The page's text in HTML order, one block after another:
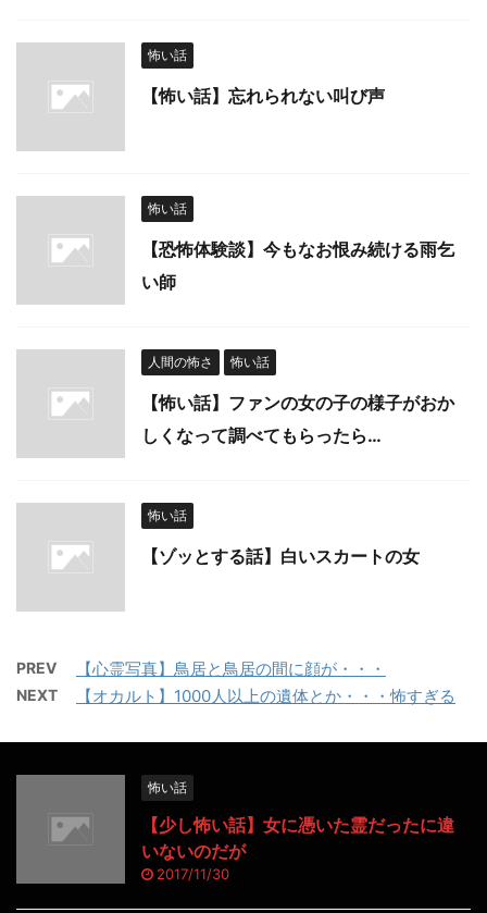
怖い話
【怖い話】忘れられない叫び声
怖い話
【恐怖体験談】今もなお恨み続ける雨乞
い師
人間の怖さ 怖い話
【怖い話】ファンの女の子の様子がおか
しくなって調べてもらったら…
怖い話
【ゾッとする話】白いスカートの女
PREV 【心霊写真】鳥居と鳥居の間に顔が・・・
NEXT 【オカルト】1000人以上の遺体とか・・・怖すぎる
怖い話
【少し怖い話】女に憑いた霊だったに違
いないのだが
2017/11/30